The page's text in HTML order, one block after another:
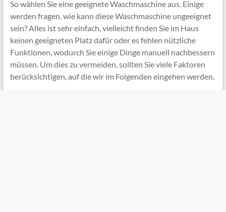
So wählen Sie eine geeignete Waschmaschine aus. Einige
werden fragen, wie kann diese Waschmaschine ungeeignet
sein? Alles ist sehr einfach, vielleicht finden Sie im Haus
keinen geeigneten Platz dafür oder es fehlen nützliche
Funktionen, wodurch Sie einige Dinge manuell nachbessern
müssen. Um dies zu vermeiden, sollten Sie viele Faktoren
berücksichtigen, auf die wir im Folgenden eingehen werden.